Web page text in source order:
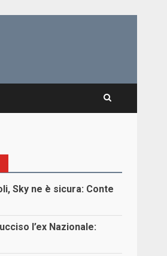
Sky ne è sicura: Conte
l’ex Nazionale: